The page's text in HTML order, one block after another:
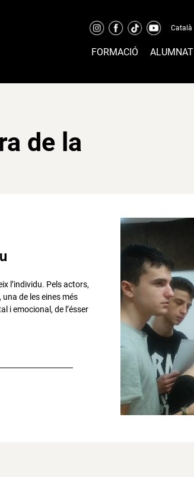
Català
FORMACIÓ ALUMNAT
de la
l’individu. Pels actors,
de les eines més
i emocional, de l’ésser